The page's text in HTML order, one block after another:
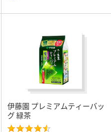
伊藤園 プレミアムティーバッ
グ 緑茶